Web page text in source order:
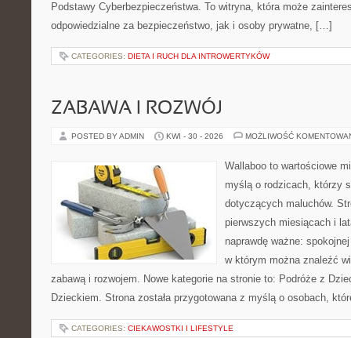
Podstawy Cyberbezpieczeństwa. To witryna, która może
odpowiedzialne za bezpieczeństwo, jak i osoby prywatne, […]
CATEGORIES: DIETA I RUCH DLA INTROWERTYKÓW
ZABAWA I ROZWÓJ
POSTED BY ADMIN KWI - 30 - 2026 MOŻLIWOŚĆ
Wallaboo to wartościowe
myślą o rodzicach, którzy
dotyczących maluchów.
pierwszych miesiącach i
naprawdę ważne:
w którym można znaleźć
zabawą i rozwojem. Nowe kategorie na stronie to: Podróże z
Dzieckiem. Strona została przygotowana z myślą o osobach,
CATEGORIES: CIEKAWOSTKI I LIFESTYLE